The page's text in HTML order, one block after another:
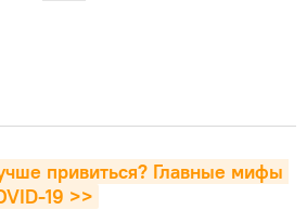
привиться? Главные мифы
19 >>